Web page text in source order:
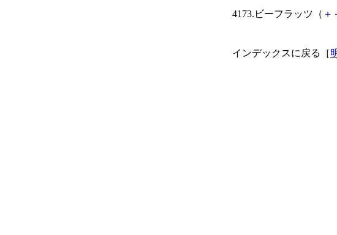
4173.ビーフラッツ（ ＋
インデックスに戻る［